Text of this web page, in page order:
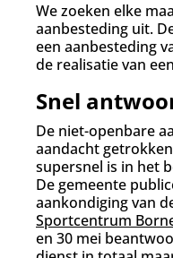
We zoeken elke
aanbesteding uit.
een aanbesteding
de realisatie van
Snel
De niet-openbare
aandacht
supersnel is in het
De gemeente
aankondiging van
Sportcentrum
en 30 mei